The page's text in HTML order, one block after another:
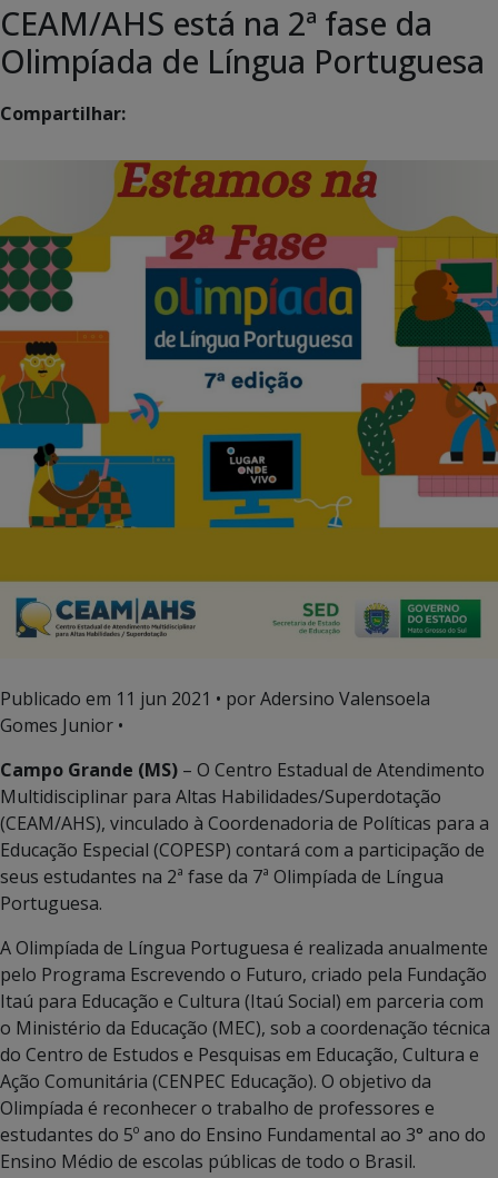
CEAM/AHS está na 2ª fase da
Olimpíada de Língua Portuguesa
Compartilhar:
Publicado em 11 jun 2021 • por Adersino Valensoela
Gomes Junior •
Campo Grande (MS) – O Centro Estadual de Atendimento
Multidisciplinar para Altas Habilidades/Superdotação
(CEAM/AHS), vinculado à Coordenadoria de Políticas para a
Educação Especial (COPESP) contará com a participação de
seus estudantes na 2ª fase da 7ª Olimpíada de Língua
Portuguesa.
A Olimpíada de Língua Portuguesa é realizada anualmente
pelo Programa Escrevendo o Futuro, criado pela Fundação
Itaú para Educação e Cultura (Itaú Social) em parceria com
o Ministério da Educação (MEC), sob a coordenação técnica
do Centro de Estudos e Pesquisas em Educação, Cultura e
Ação Comunitária (CENPEC Educação). O objetivo da
Olimpíada é reconhecer o trabalho de professores e
estudantes do 5º ano do Ensino Fundamental ao 3° ano do
Ensino Médio de escolas públicas de todo o Brasil.